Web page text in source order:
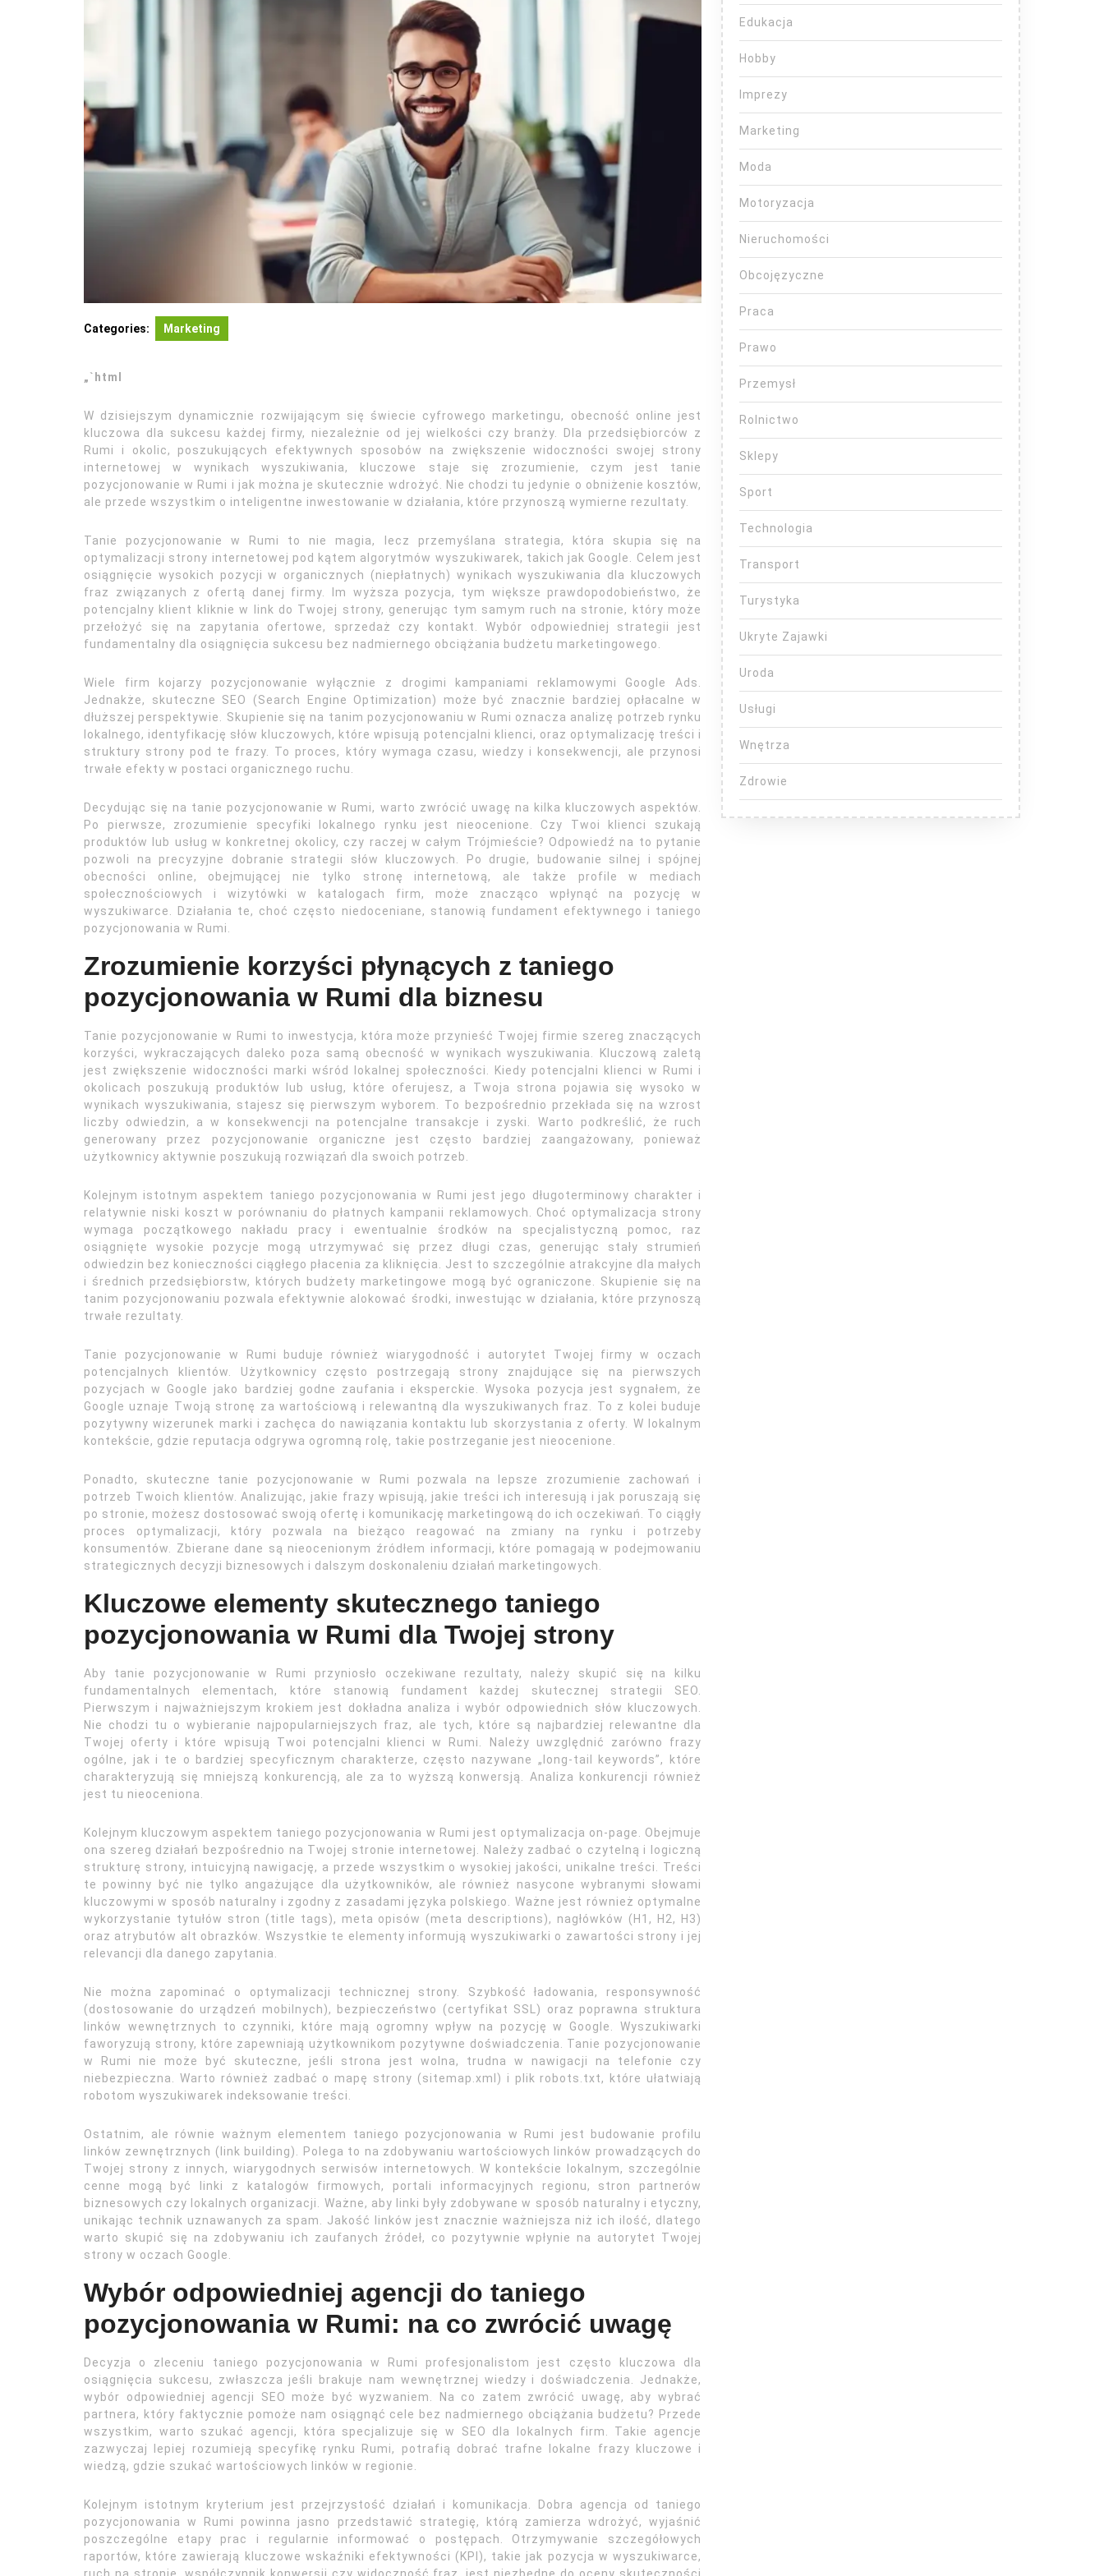
Categories: Marketing
„`html
W dzisiejszym dynamicznie rozwijającym się świecie cyfrowego marketingu, obecność online jest
kluczowa dla sukcesu każdej firmy, niezależnie od jej wielkości czy branży. Dla przedsiębiorców z
Rumi i okolic, poszukujących efektywnych sposobów na zwiększenie widoczności swojej strony
internetowej w wynikach wyszukiwania, kluczowe staje się zrozumienie, czym jest tanie
pozycjonowanie w Rumi i jak można je skutecznie wdrożyć. Nie chodzi tu jedynie o obniżenie kosztów,
ale przede wszystkim o inteligentne inwestowanie w działania, które przynoszą wymierne rezultaty.
Tanie pozycjonowanie w Rumi to nie magia, lecz przemyślana strategia, która skupia się na
optymalizacji strony internetowej pod kątem algorytmów wyszukiwarek, takich jak Google. Celem jest
osiągnięcie wysokich pozycji w organicznych (niepłatnych) wynikach wyszukiwania dla kluczowych
fraz związanych z ofertą danej firmy. Im wyższa pozycja, tym większe prawdopodobieństwo, że
potencjalny klient kliknie w link do Twojej strony, generując tym samym ruch na stronie, który może
przełożyć się na zapytania ofertowe, sprzedaż czy kontakt. Wybór odpowiedniej strategii jest
fundamentalny dla osiągnięcia sukcesu bez nadmiernego obciążania budżetu marketingowego.
Wiele firm kojarzy pozycjonowanie wyłącznie z drogimi kampaniami reklamowymi Google Ads.
Jednakże, skuteczne SEO (Search Engine Optimization) może być znacznie bardziej opłacalne w
dłuższej perspektywie. Skupienie się na tanim pozycjonowaniu w Rumi oznacza analizę potrzeb rynku
lokalnego, identyfikację słów kluczowych, które wpisują potencjalni klienci, oraz optymalizację treści i
struktury strony pod te frazy. To proces, który wymaga czasu, wiedzy i konsekwencji, ale przynosi
trwałe efekty w postaci organicznego ruchu.
Decydując się na tanie pozycjonowanie w Rumi, warto zwrócić uwagę na kilka kluczowych aspektów.
Po pierwsze, zrozumienie specyfiki lokalnego rynku jest nieocenione. Czy Twoi klienci szukają
produktów lub usług w konkretnej okolicy, czy raczej w całym Trójmieście? Odpowiedź na to pytanie
pozwoli na precyzyjne dobranie strategii słów kluczowych. Po drugie, budowanie silnej i spójnej
obecności online, obejmującej nie tylko stronę internetową, ale także profile w mediach
społecznościowych i wizytówki w katalogach firm, może znacząco wpłynąć na pozycję w
wyszukiwarce. Działania te, choć często niedoceniane, stanowią fundament efektywnego i taniego
pozycjonowania w Rumi.
Zrozumienie korzyści płynących z taniego
pozycjonowania w Rumi dla biznesu
Tanie pozycjonowanie w Rumi to inwestycja, która może przynieść Twojej firmie szereg znaczących
korzyści, wykraczających daleko poza samą obecność w wynikach wyszukiwania. Kluczową zaletą
jest zwiększenie widoczności marki wśród lokalnej społeczności. Kiedy potencjalni klienci w Rumi i
okolicach poszukują produktów lub usług, które oferujesz, a Twoja strona pojawia się wysoko w
wynikach wyszukiwania, stajesz się pierwszym wyborem. To bezpośrednio przekłada się na wzrost
liczby odwiedzin, a w konsekwencji na potencjalne transakcje i zyski. Warto podkreślić, że ruch
generowany przez pozycjonowanie organiczne jest często bardziej zaangażowany, ponieważ
użytkownicy aktywnie poszukują rozwiązań dla swoich potrzeb.
Kolejnym istotnym aspektem taniego pozycjonowania w Rumi jest jego długoterminowy charakter i
relatywnie niski koszt w porównaniu do płatnych kampanii reklamowych. Choć optymalizacja strony
wymaga początkowego nakładu pracy i ewentualnie środków na specjalistyczną pomoc, raz
osiągnięte wysokie pozycje mogą utrzymywać się przez długi czas, generując stały strumień
odwiedzin bez konieczności ciągłego płacenia za kliknięcia. Jest to szczególnie atrakcyjne dla małych
i średnich przedsiębiorstw, których budżety marketingowe mogą być ograniczone. Skupienie się na
tanim pozycjonowaniu pozwala efektywnie alokować środki, inwestując w działania, które przynoszą
trwałe rezultaty.
Tanie pozycjonowanie w Rumi buduje również wiarygodność i autorytet Twojej firmy w oczach
potencjalnych klientów. Użytkownicy często postrzegają strony znajdujące się na pierwszych
pozycjach w Google jako bardziej godne zaufania i eksperckie. Wysoka pozycja jest sygnałem, że
Google uznaje Twoją stronę za wartościową i relewantną dla wyszukiwanych fraz. To z kolei buduje
pozytywny wizerunek marki i zachęca do nawiązania kontaktu lub skorzystania z oferty. W lokalnym
kontekście, gdzie reputacja odgrywa ogromną rolę, takie postrzeganie jest nieocenione.
Ponadto, skuteczne tanie pozycjonowanie w Rumi pozwala na lepsze zrozumienie zachowań i
potrzeb Twoich klientów. Analizując, jakie frazy wpisują, jakie treści ich interesują i jak poruszają się
po stronie, możesz dostosować swoją ofertę i komunikację marketingową do ich oczekiwań. To ciągły
proces optymalizacji, który pozwala na bieżąco reagować na zmiany na rynku i potrzeby
konsumentów. Zbierane dane są nieocenionym źródłem informacji, które pomagają w podejmowaniu
strategicznych decyzji biznesowych i dalszym doskonaleniu działań marketingowych.
Kluczowe elementy skutecznego taniego
pozycjonowania w Rumi dla Twojej strony
Aby tanie pozycjonowanie w Rumi przyniosło oczekiwane rezultaty, należy skupić się na kilku
fundamentalnych elementach, które stanowią fundament każdej skutecznej strategii SEO.
Pierwszym i najważniejszym krokiem jest dokładna analiza i wybór odpowiednich słów kluczowych.
Nie chodzi tu o wybieranie najpopularniejszych fraz, ale tych, które są najbardziej relewantne dla
Twojej oferty i które wpisują Twoi potencjalni klienci w Rumi. Należy uwzględnić zarówno frazy
ogólne, jak i te o bardziej specyficznym charakterze, często nazywane „long-tail keywords”, które
charakteryzują się mniejszą konkurencją, ale za to wyższą konwersją. Analiza konkurencji również
jest tu nieoceniona.
Kolejnym kluczowym aspektem taniego pozycjonowania w Rumi jest optymalizacja on-page. Obejmuje
ona szereg działań bezpośrednio na Twojej stronie internetowej. Należy zadbać o czytelną i logiczną
strukturę strony, intuicyjną nawigację, a przede wszystkim o wysokiej jakości, unikalne treści. Treści
te powinny być nie tylko angażujące dla użytkowników, ale również nasycone wybranymi słowami
kluczowymi w sposób naturalny i zgodny z zasadami języka polskiego. Ważne jest również optymalne
wykorzystanie tytułów stron (title tags), meta opisów (meta descriptions), nagłówków (H1, H2, H3)
oraz atrybutów alt obrazków. Wszystkie te elementy informują wyszukiwarki o zawartości strony i jej
relevancji dla danego zapytania.
Nie można zapominać o optymalizacji technicznej strony. Szybkość ładowania, responsywność
(dostosowanie do urządzeń mobilnych), bezpieczeństwo (certyfikat SSL) oraz poprawna struktura
linków wewnętrznych to czynniki, które mają ogromny wpływ na pozycję w Google. Wyszukiwarki
faworyzują strony, które zapewniają użytkownikom pozytywne doświadczenia. Tanie pozycjonowanie
w Rumi nie może być skuteczne, jeśli strona jest wolna, trudna w nawigacji na telefonie czy
niebezpieczna. Warto również zadbać o mapę strony (sitemap.xml) i plik robots.txt, które ułatwiają
robotom wyszukiwarek indeksowanie treści.
Ostatnim, ale równie ważnym elementem taniego pozycjonowania w Rumi jest budowanie profilu
linków zewnętrznych (link building). Polega to na zdobywaniu wartościowych linków prowadzących do
Twojej strony z innych, wiarygodnych serwisów internetowych. W kontekście lokalnym, szczególnie
cenne mogą być linki z katalogów firmowych, portali informacyjnych regionu, stron partnerów
biznesowych czy lokalnych organizacji. Ważne, aby linki były zdobywane w sposób naturalny i etyczny,
unikając technik uznawanych za spam. Jakość linków jest znacznie ważniejsza niż ich ilość, dlatego
warto skupić się na zdobywaniu ich zaufanych źródeł, co pozytywnie wpłynie na autorytet Twojej
strony w oczach Google.
Wybór odpowiedniej agencji do taniego
pozycjonowania w Rumi: na co zwrócić uwagę
Decyzja o zleceniu taniego pozycjonowania w Rumi profesjonalistom jest często kluczowa dla
osiągnięcia sukcesu, zwłaszcza jeśli brakuje nam wewnętrznej wiedzy i doświadczenia. Jednakże,
wybór odpowiedniej agencji SEO może być wyzwaniem. Na co zatem zwrócić uwagę, aby wybrać
partnera, który faktycznie pomoże nam osiągnąć cele bez nadmiernego obciążania budżetu? Przede
wszystkim, warto szukać agencji, która specjalizuje się w SEO dla lokalnych firm. Takie agencje
zazwyczaj lepiej rozumieją specyfikę rynku Rumi, potrafią dobrać trafne lokalne frazy kluczowe i
wiedzą, gdzie szukać wartościowych linków w regionie.
Kolejnym istotnym kryterium jest przejrzystość działań i komunikacja. Dobra agencja od taniego
pozycjonowania w Rumi powinna jasno przedstawić strategię, którą zamierza wdrożyć, wyjaśnić
poszczególne etapy prac i regularnie informować o postępach. Otrzymywanie szczegółowych
raportów, które zawierają kluczowe wskaźniki efektywności (KPI), takie jak pozycja w wyszukiwarce,
Edukacja
Hobby
Imprezy
Marketing
Moda
Motoryzacja
Nieruchomości
Obcojęzyczne
Praca
Prawo
Przemysł
Rolnictwo
Sklepy
Sport
Technologia
Transport
Turystyka
Ukryte Zajawki
Uroda
Usługi
Wnętrza
Zdrowie